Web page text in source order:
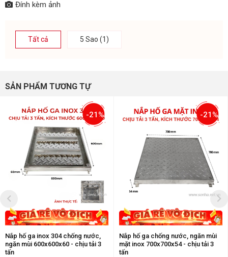
Đính kèm ảnh
Tất cả 5 Sao (1)
SẢN PHẨM TƯƠNG TỰ
-21%
Nắp hố ga inox 304 chống nước,
ngăn mùi 600x600x60 - chịu tải 3
tấn
-21%
Nắp hố ga chống nước, ngăn mùi
mặt inox 700x700x54 - chịu tải 3
tấn